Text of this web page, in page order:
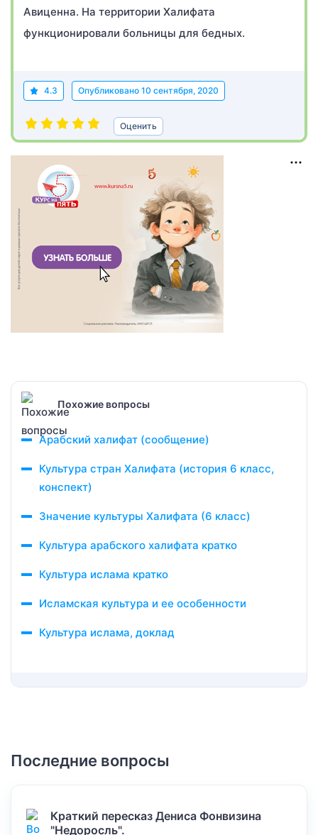
Авиценна. На территории Халифата
функционировали больницы для бедных.
4.3 Опубликовано 10 сентября, 2020
Оценить
Похожие вопросы
Арабский халифат (сообщение)
Культура стран Халифата (история 6 класс,
конспект)
Значение культуры Халифата (6 класс)
Культура арабского халифата кратко
Культура ислама кратко
Исламская культура и ее особенности
Культура ислама, доклад
Последние вопросы
Краткий пересказ Дениса Фонвизина
"Недоросль".